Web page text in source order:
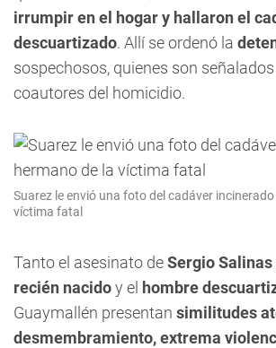
irrumpir en el hogar y hallaron el
descuartizado. Allí se ordenó la
sospechosos, quienes son
coautores del homicidio.
Suarez le envió una foto del cadáver
víctima fatal
Tanto el asesinato deSergio Salinas
recién nacidoy el hombre
Guaymallén presentan similitudes
desmembramiento, extrema